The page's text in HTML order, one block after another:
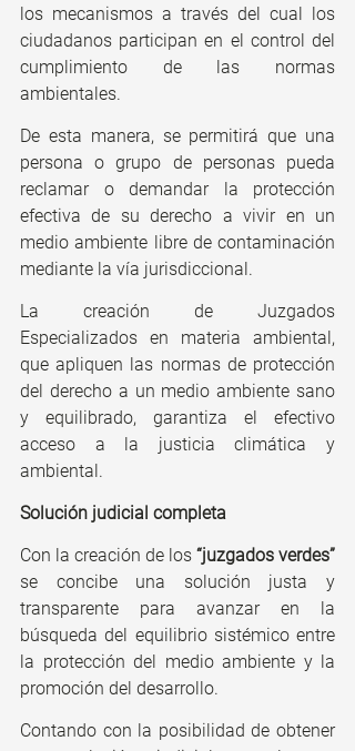
los mecanismos a través del cual los
ciudadanos participan en el control del
cumplimiento de las normas
ambientales.
De esta manera, se permitirá que una
persona o grupo de personas pueda
reclamar o demandar la protección
efectiva de su derecho a vivir en un
medio ambiente libre de contaminación
mediante la vía jurisdiccional.
La creación de Juzgados
Especializados en materia ambiental,
que apliquen las normas de protección
del derecho a un medio ambiente sano
y equilibrado, garantiza el efectivo
acceso a la justicia climática y
ambiental.
Solución judicial completa
Con la creación de los “juzgados verdes”
se concibe una solución justa y
transparente para avanzar en la
búsqueda del equilibrio sistémico entre
la protección del medio ambiente y la
promoción del desarrollo.
Contando con la posibilidad de obtener